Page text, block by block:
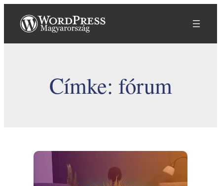
tartalomhoz
Címke: fórum